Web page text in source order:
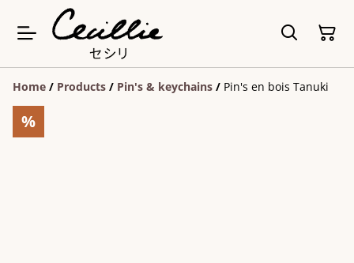
Home / Products / Pin's & keychains / Pin's en bois Tanuki
%